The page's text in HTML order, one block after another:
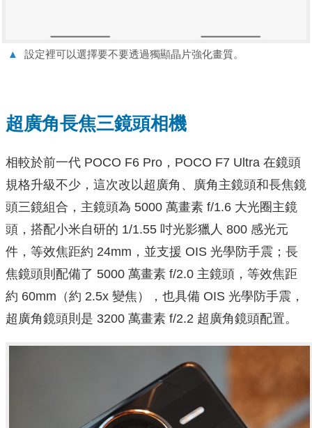
▲ 設定裡可以選擇要不要透過獨顯晶片強化畫質。
超廣角長焦三鏡頭相機
相較於前一代 POCO F6 Pro，POCO F7 Ultra 在鏡頭
規格升級不少，這次改以超廣角、廣角主鏡頭和長焦鏡
頭三鏡組合，主鏡頭為 5000 萬畫素 f/1.6 大光圈主鏡
頭，搭配小米自研的 1/1.55 吋光影獵人 800 感光元
件，等效焦距約 24mm，並支援 OIS 光學防手震；長
焦鏡頭則配備了 5000 萬畫素 f/2.0 主鏡頭，等效焦距
約 60mm（約 2.5x 變焦），也具備 OIS 光學防手震，
超廣角鏡頭則是 3200 萬畫素 f/2.2 超廣角鏡頭配置。